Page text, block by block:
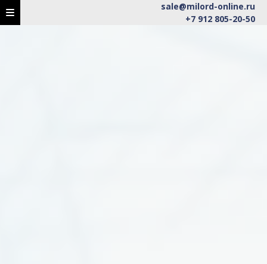
sale@milord-online.ru
+7 912 805-20-50